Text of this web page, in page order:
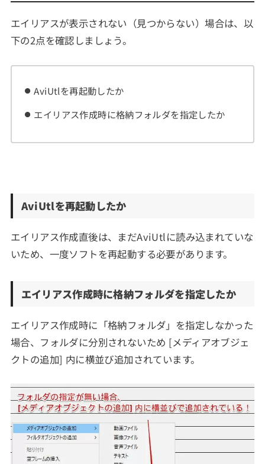
エイリアスが表示されない（見つからない）場合は、以
下の2点を確認しましょう。
AviUtlを再起動したか
エイリアス作成時に格納フォルダを指定したか
AviUtlを再起動したか
エイリアス作成直後は、まだAviUtlに読み込まれていな
いため、一度ソフトを再起動する必要があります。
エイリアス作成時に格納フォルダを指定したか
エイリアス作成時に「格納フォルダ」を指定しなかった
場合、フォルダに分別されないため [メディアオブジェ
クトの追加] 内に横並び追加されています。